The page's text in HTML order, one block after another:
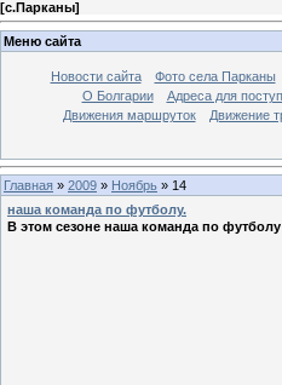
[с.Парканы]
Меню сайта
Новости сайта Фото села Парканы
О Болгарии
Адреса для
Движения маршруток
Движение
Главная » 2009 » Ноябрь » 14
наша команда по футболу.
В этом сезоне наша команда по